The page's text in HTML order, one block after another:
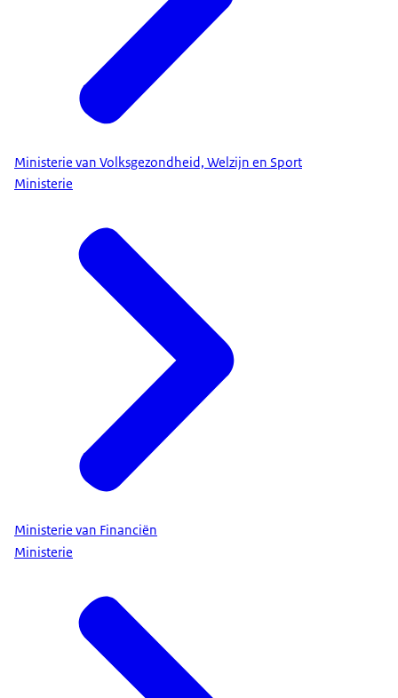
Ministerie van Volksgezondheid, Welzijn en Sport
Ministerie
Ministerie van Financiën
Ministerie